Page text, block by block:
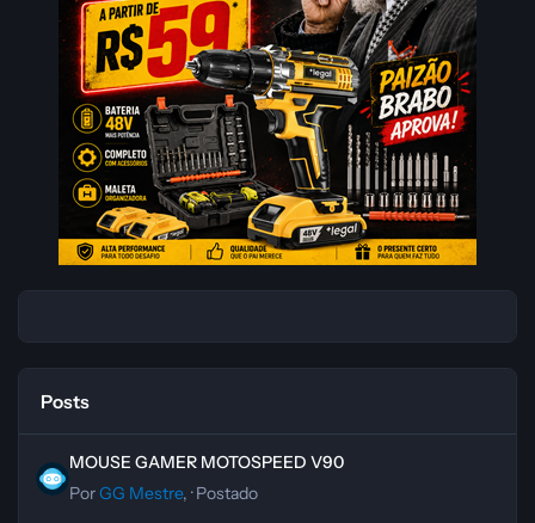
Posts
MOUSE GAMER MOTOSPEED V90
PorGG Mestre, ·Postado